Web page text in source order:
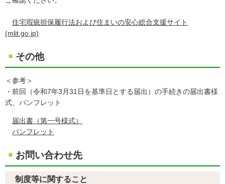
住宅瑕疵担保履行法および住まいの安心総合支援サイト
(mlit.go.jp)
その他
＜参考＞
・前回（令和7年3月31日を基準日とする届出）の手続きの届出書様
式、パンフレット
届出書（第一号様式）
パンフレット
お問い合わせ先
制度等に関すること